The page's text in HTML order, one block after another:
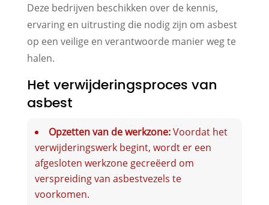
Deze bedrijven beschikken over de kennis,
ervaring en uitrusting die nodig zijn om asbest
op een veilige en verantwoorde manier weg te
halen.
Het verwijderingsproces van
asbest
Opzetten van de werkzone:Voordat het
verwijderingswerk begint, wordt er een
afgesloten werkzone gecreëerd om
verspreiding van asbestvezels te
voorkomen.